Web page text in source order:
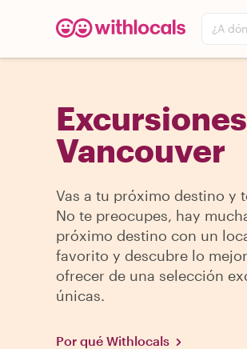
¿A
Vancouver
Vas a tu próximo destino y
No te preocupes, hay
próximo destino con un
favorito y descubre lo
ofrecer de una selección
únicas.
Por qué Withlocals